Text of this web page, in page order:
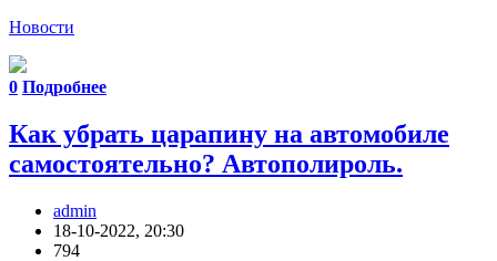
Новости
0 Подробнее
Как убрать царапину на автомобиле
самостоятельно? Автополироль.
admin
18-10-2022, 20:30
794